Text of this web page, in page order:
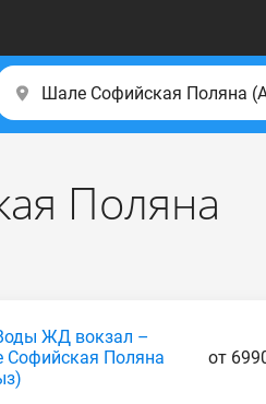
Поляна
ЖД вокзал –
Софийская Поляна
от